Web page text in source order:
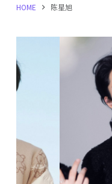
c
t
e
HOME 陈星旭